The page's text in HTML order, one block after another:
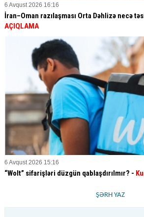
6 Avqust 2026 16:16
İran–Oman razılaşması Orta Dəhlizə necə
AÇIQLAMA
6 Avqust 2026 15:16
“Wolt” sifarişləri düzgün qablaşdırılmır? -
ŞƏRH YAZ